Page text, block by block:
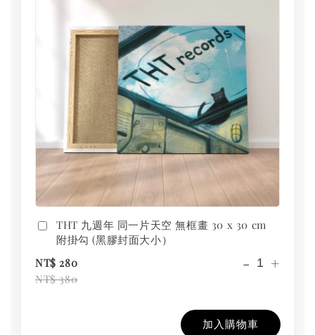
THT 九週年 同一片天空 無框畫 30 x 30 cm
附掛勾 (黑膠封面大小）
NT$ 280
NT$ 380
- +
加入購物車